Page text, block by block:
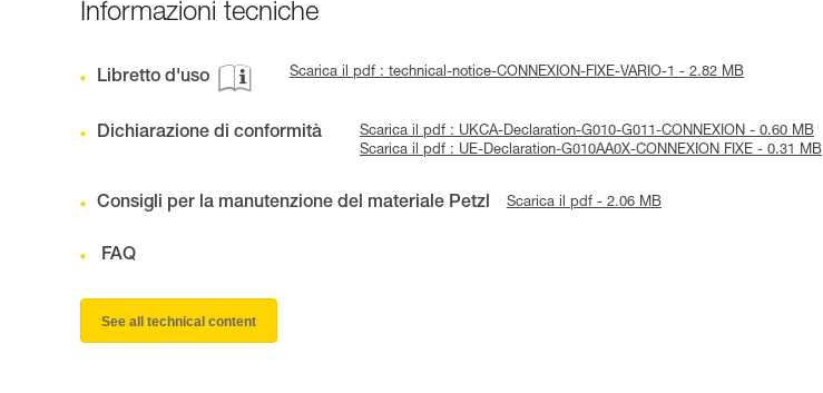
Informazioni tecniche
Libretto d'uso Scarica il pdf : technical-notice-CONNEXION-FIXE-VARIO-1 - 2.82 MB
Dichiarazione di conformità
Scarica il pdf : UKCA-Declaration-G010-G011-CONNEXION - 0.60 MB
Scarica il pdf : UE-Declaration-G010AA0X-CONNEXION FIXE - 0.31 MB
Consigli per la manutenzione del materiale Petzl Scarica il pdf - 2.06 MB
FAQ
See all technical content